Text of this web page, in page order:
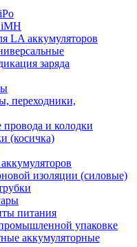
LA аккумуляторов
заряда
переходники,
и колодки
(косичка)
изоляции (силовые)
питания
упаковке
аккумуляторные